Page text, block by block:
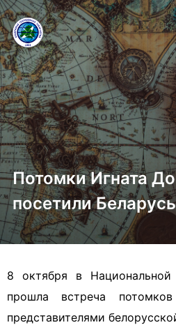
Потомки Игната
посетили Беларусь
8 октября в Национальной
прошла встреча
представителями